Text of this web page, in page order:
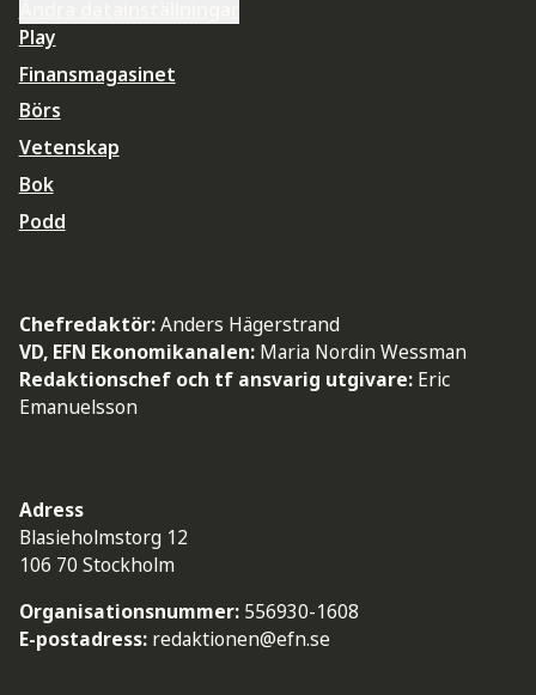
Play
Finansmagasinet
Börs
Vetenskap
Bok
Podd
Chefredaktör:Anders Hägerstrand
VD, EFN Ekonomikanalen: Maria Nordin Wessman
Redaktionschef och tf ansvarig utgivare: Eric
Emanuelsson
Adress
Blasieholmstorg 12
106 70 Stockholm
Organisationsnummer: 556930-1608
E-postadress: redaktionen@efn.se